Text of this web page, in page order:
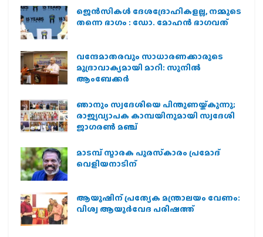
ജെന്‍സികള്‍ ദേശദ്രോഹികളല്ല, നമ്മുടെ
തന്നെ ഭാഗം : ഡോ. മോഹന്‍ ഭാഗവത്
വന്ദേമാതരവും സാധാരണക്കാരുടെ
മുദ്രാവാക്യമായി മാറി: സുനിൽ
ആംബേക്കർ
ഞാനും സ്വദേശിയെ പിന്തുണയ്ക്കുന്നു;
രാജ്യവ്യാപക കാമ്പയിനുമായി സ്വദേശി
ജാഗരണ്‍ മഞ്ച്
മാടമ്പ് സ്മാരക പുരസ്‌കാരം പ്രമോദ്
വെളിയനാടിന്
ആയുഷിന് പ്രത്യേക മന്ത്രാലയം വേണം:
വിശ്വ ആയുര്‍വേദ പരിഷത്ത്